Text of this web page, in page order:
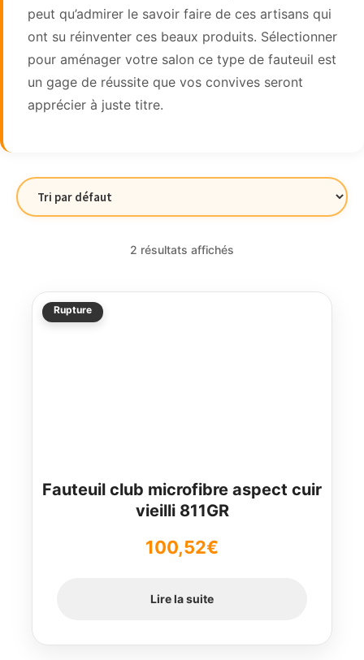
peut qu’admirer le savoir faire de ces artisans qui
ont su réinventer ces beaux produits. Sélectionner
pour aménager votre salon ce type de fauteuil est
un gage de réussite que vos convives seront
apprécier à juste titre.
2 résultats affichés
Rupture
Fauteuil club microfibre aspect cuir
vieilli 811GR
100,52€
Lire la suite